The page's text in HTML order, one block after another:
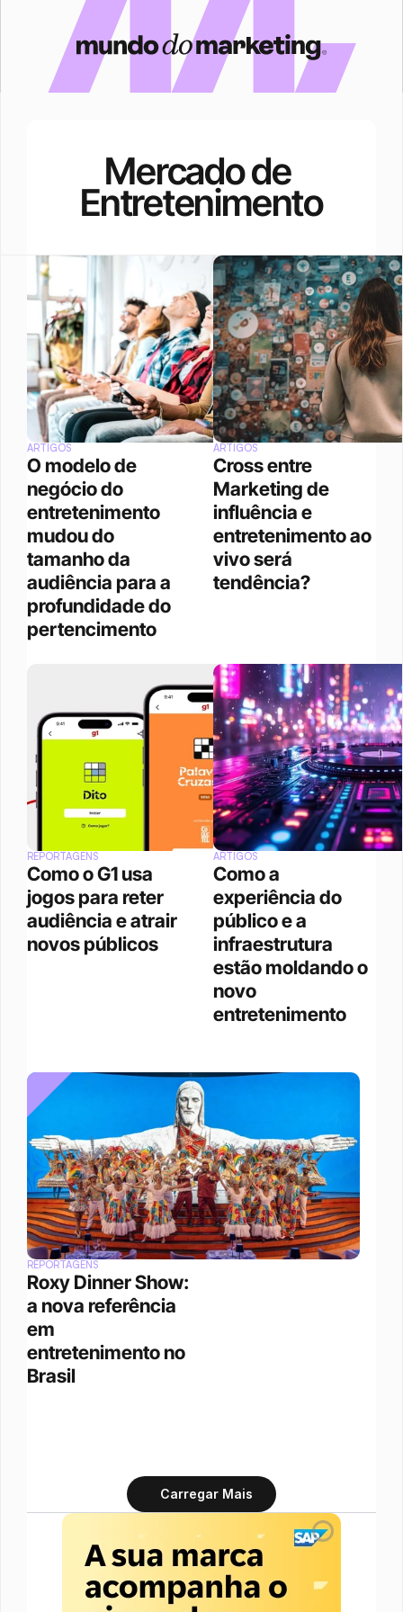
Mercado de
Entretenimento
ARTIGOS
O modelo de
negócio do
entretenimento
mudou do
tamanho da
audiência para a
profundidade do
pertencimento
ARTIGOS
Cross entre
Marketing de
influência e
entretenimento ao
vivo será
tendência?
REPORTAGENS
Como o G1 usa
jogos para reter
audiência e atrair
novos públicos
ARTIGOS
Como a
experiência do
público e a
infraestrutura
estão moldando o
novo
entretenimento
REPORTAGENS
Roxy Dinner Show:
a nova referência
em
entretenimento no
Brasil
Carregar Mais